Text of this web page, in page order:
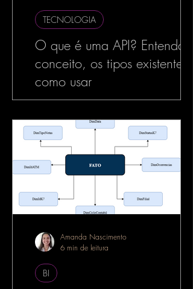
O que é uma API? Entenda o
conceito, os tipos existentes e
como usar
No mundo da tecnologia,
no desenvolvimento de software, o termo
API é muito utilizado — e com razão. As
APIs estão por...
TECNOLOGIA
BI
Amanda Nascimento
6 min de leitura